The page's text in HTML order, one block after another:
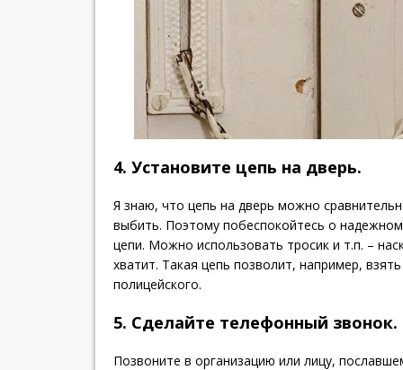
4. Установите цепь на дверь.
Я знаю, что цепь на дверь можно
выбить. Поэтому побеспокойтесь о
цепи. Можно использовать тросик и т.п. –
хватит. Такая цепь позволит, например,
полицейского.
5. Сделайте телефонный звонок.
Позвоните в организацию или лицу,